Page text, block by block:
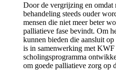
Door de vergrijzing en omdat
behandeling steeds ouder
mensen die niet meer beter
palliatieve fase bevindt. Om
kunnen bieden die aansluit
is in samenwerking met
scholingsprogramma
om goede palliatieve zorg op